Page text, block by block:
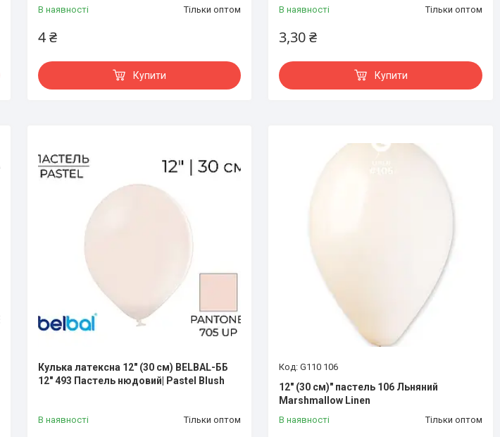
В наявності Тільки оптом
4 ₴
Купити
В наявності Тільки оптом
3,30 ₴
Купити
Кулька латексна 12" (30 см) BELBAL-ББ
12" 493 Пастель нюдовий| Pastel Blush
В наявності Тільки оптом
G110 106
12" (30 см)" пастель 106 Льняний
Marshmallow Linen
В наявності Тільки оптом